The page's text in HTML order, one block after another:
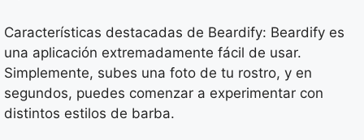
Características destacadas de Beardify: Beardify es
una aplicación extremadamente fácil de usar.
Simplemente, subes una foto de tu rostro, y en
segundos, puedes comenzar a experimentar con
distintos estilos de barba.